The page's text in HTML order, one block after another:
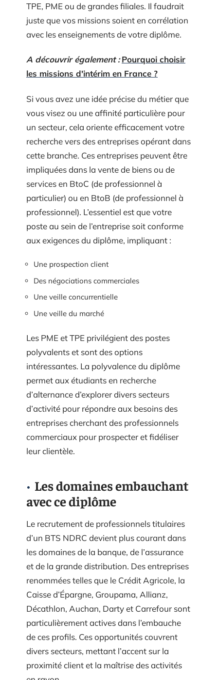
TPE, PME ou de grandes filiales. Il faudrait
juste que vos missions soient en corrélation
avec les enseignements de votre diplôme.
A découvrir également : Pourquoi choisir
les missions d'intérim en France ?
Si vous avez une idée précise du métier que
vous visez ou une affinité particulière pour
un secteur, cela oriente efficacement votre
recherche vers des entreprises opérant dans
cette branche. Ces entreprises peuvent être
impliquées dans la vente de biens ou de
services en BtoC (de professionnel à
particulier) ou en BtoB (de professionnel à
professionnel). L’essentiel est que votre
poste au sein de l’entreprise soit conforme
aux exigences du diplôme, impliquant :
Une prospection client
Des négociations commerciales
Une veille concurrentielle
Une veille du marché
Les PME et TPE privilégient des postes
polyvalents et sont des options
intéressantes. La polyvalence du diplôme
permet aux étudiants en recherche
d’alternance d’explorer divers secteurs
d’activité pour répondre aux besoins des
entreprises cherchant des professionnels
commerciaux pour prospecter et fidéliser
leur clientèle.
Les domaines embauchant
avec ce diplôme
Le recrutement de professionnels titulaires
d’un BTS NDRC devient plus courant dans
les domaines de la banque, de l’assurance
et de la grande distribution. Des entreprises
renommées telles que le Crédit Agricole, la
Caisse d’Épargne, Groupama, Allianz,
Décathlon, Auchan, Darty et Carrefour sont
particulièrement actives dans l’embauche
de ces profils. Ces opportunités couvrent
divers secteurs, mettant l’accent sur la
proximité client et la maîtrise des activités